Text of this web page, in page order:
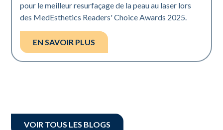
pour le meilleur resurfaçage de la peau au laser lors
des MedEsthetics Readers' Choice Awards 2025.
EN SAVOIR PLUS
VOIR TOUS LES BLOGS